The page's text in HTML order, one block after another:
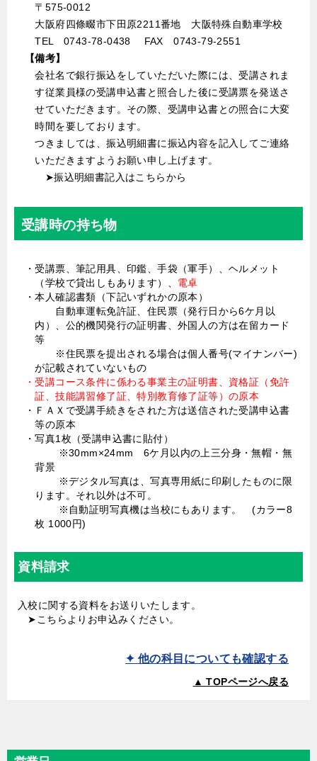
〒575-0012
大阪府四條畷市下田原2211番地 大阪特殊自動車学校
TEL 0743-78-0438 FAX 0743-79-2551
【備考】
会社名で銀行振込をしていただいた際には、受講されま
す従業員様の受講申込書と照合した後に受講票を発送さ
せていただきます。その際、受講申込書との照合に大変
時間を要しております。
つきましては、振込明細書に振込内容を記入してご連絡
いただきますようお願い申し上げます。
➤振込明細書記入はこちらから
受講時の持ち物
・受講票、筆記用具、印鑑、手袋（軍手）、ヘルメット
（学校で貸出しもあります）、 電卓
・本人確認書類（下記いずれかの原本）
自動車運転免許証、住民票（発行日から6ケ月以
内）、公的機関発行の証明書、外国人の方は在留カード
等
※住民票を提出される場合は個人番号(マイナンバー)
が記載されていないもの
・受講コース条件に係わる事業主の証明書、資格証（免許
証、技能講習修了証、特別教育修了証等）の原本
・ＦＡＸで受講手続きをされた方は送信された受講申込書
等の原本
・写真1枚（受講申込書に貼付）
※30mm×24mm 6ケ月以内の上三分身・無帽・無
背景
※デジタル写真は、写真専用紙に印刷したものに限
ります。それ以外は不可。
※自動証明写真機は当校にもあります。 (カラー8
枚 1000円)
資料請求
入校に関する資料をお送りいたします。
➤こちらよりお申込みください。
✦ 他の科目についても確認する
▲ TOPページへ戻る